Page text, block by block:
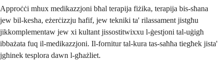
Approċċi mhux medikazzjoni bħal terapija fiżika, terapija bis-sħana
jew bil-kesħa, eżerċizzju ħafif, jew tekniki ta' rilassament jistgħu
jikkomplementaw jew xi kultant jissostitwixxu l-ġestjoni tal-uġigħ
ibbażata fuq il-medikazzjoni. Il-fornitur tal-kura tas-saħħa tiegħek jista'
jgħinek tesplora dawn l-għażliet.